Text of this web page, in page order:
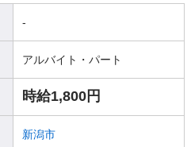
-
アルバイト・パート
時給1,800円
新潟市